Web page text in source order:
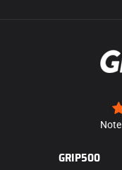
Note
GRIP500